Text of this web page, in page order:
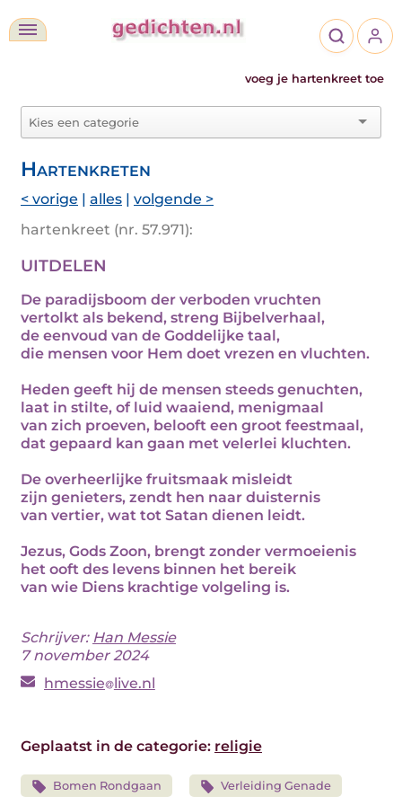
voeg je hartenkreet toe
Hartenkreten
< vorige | alles | volgende >
hartenkreet (nr. 57.971):
UITDELEN
De paradijsboom der verboden vruchten
vertolkt als bekend, streng Bijbelverhaal,
de eenvoud van de Goddelijke taal,
die mensen voor Hem doet vrezen en vluchten.
Heden geeft hij de mensen steeds genuchten,
laat in stilte, of luid waaiend, menigmaal
van zich proeven, belooft een groot feestmaal,
dat gepaard kan gaan met velerlei kluchten.
De overheerlijke fruitsmaak misleidt
zijn genieters, zendt hen naar duisternis
van vertier, wat tot Satan dienen leidt.
Jezus, Gods Zoon, brengt zonder vermoeienis
het ooft des levens binnen het bereik
van wie Diens krachtige volgeling is.
Schrijver: Han Messie
7 november 2024
hmessie live.nl
Geplaatst in de categorie: religie
Bomen Rondgaan Verleiding Genade